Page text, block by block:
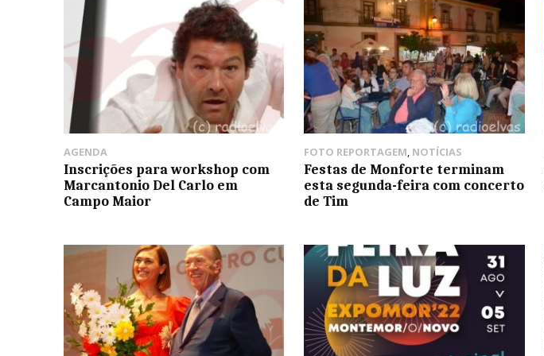
AGENDA
Inscrições para workshop com
Marcantonio Del Carlo em
Campo Maior
FOTO REPORTAGEM, NOTÍCIAS
Festas de Monforte terminam
esta segunda-feira com concerto
de Tim